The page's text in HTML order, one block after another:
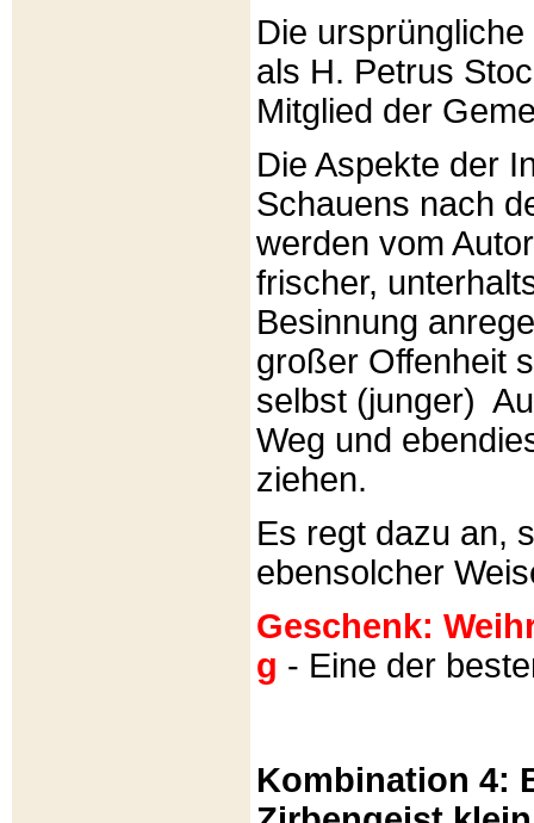
Die
als H. Petrus
Mitglied der
Die Aspekte der
Schauens nach
werden vom
frischer,
Besinnung
großer Offenheit
selbst (junger)
Weg und
ziehen.
Es regt dazu an,
ebensolcher
Geschenk:
g - Eine der
Kombination 4: